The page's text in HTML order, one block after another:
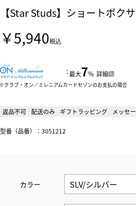
【Star Studs】ショートボク
￥5,940税込
：最大7％ 詳細
クラブ・オン／ミレニアムカードセゾンのお支払の場合
返品不可 配送のみ ギフトラッピング メッセ
型番（品番）：3051212
カラー